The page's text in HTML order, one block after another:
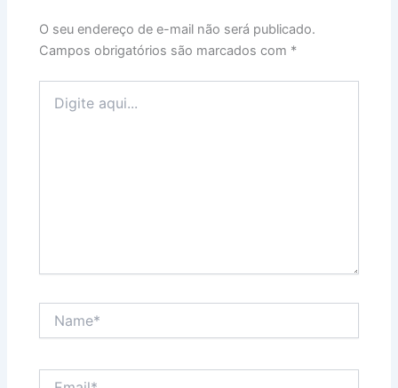
O seu endereço de e-mail não será publicado.
Campos obrigatórios são marcados com *
aqui...